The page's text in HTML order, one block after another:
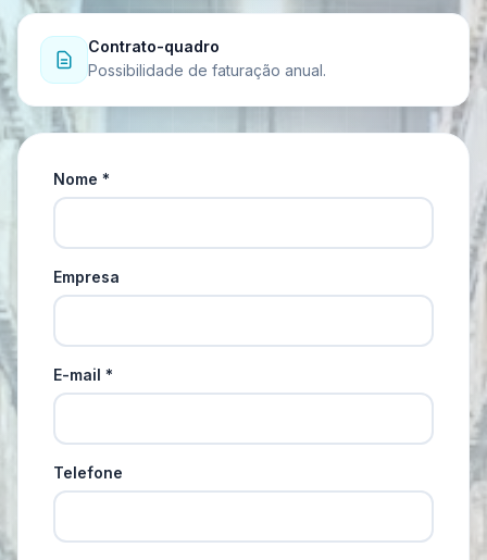
Contrato-quadro
Possibilidade de faturação anual.
Nome *
Empresa
E-mail *
Telefone